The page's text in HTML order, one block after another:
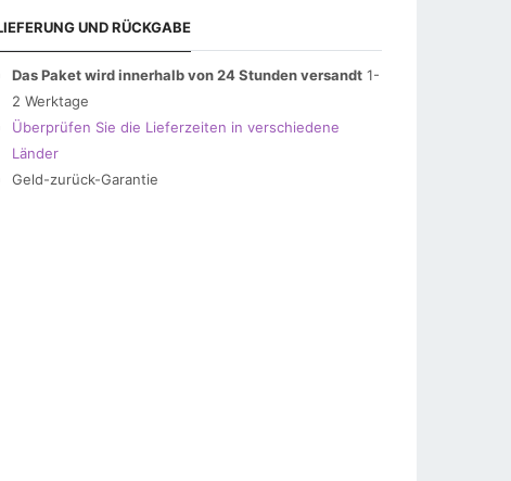
UND RÜCKGABE
Das Paket wird innerhalb von 24 Stunden versandt 1-
2 Werktage
Überprüfen Sie die Lieferzeiten in verschiedene
Länder
Geld-zurück-Garantie